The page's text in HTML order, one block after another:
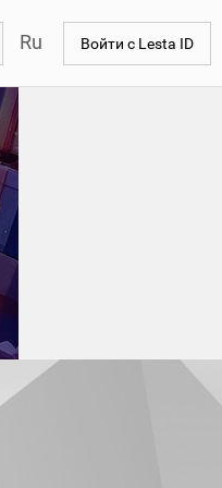
Ru Войти с Lesta ID